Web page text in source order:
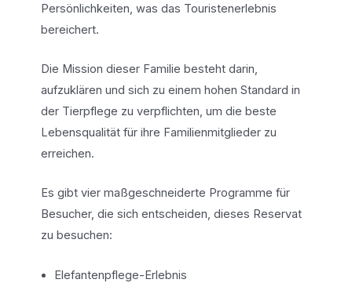
Persönlichkeiten, was das Touristenerlebnis
bereichert.
Die Mission dieser Familie besteht darin,
aufzuklären und sich zu einem hohen Standard in
der Tierpflege zu verpflichten, um die beste
Lebensqualität für ihre Familienmitglieder zu
erreichen.
Es gibt vier maßgeschneiderte Programme für
Besucher, die sich entscheiden, dieses Reservat
zu besuchen:
Elefantenpflege-Erlebnis